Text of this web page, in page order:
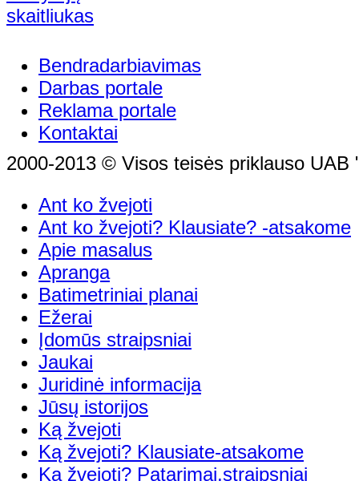
Bendradarbiavimas
Darbas portale
Reklama portale
Kontaktai
2000-2013 © Visos teisės priklauso UAB
Ant ko žvejoti
Ant ko žvejoti? Klausiate? -atsakome
Apie masalus
Apranga
Batimetriniai planai
Ežerai
Įdomūs straipsniai
Jaukai
Juridinė informacija
Jūsų istorijos
Ką žvejoti
Ką žvejoti? Klausiate-atsakome
Ką žvejoti? Patarimai,straipsniai